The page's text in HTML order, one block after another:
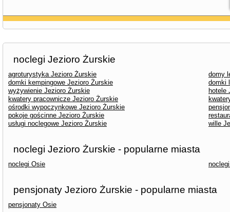
noclegi Jezioro Żurskie
agroturystyka Jezioro Żurskie
domy
domki kempingowe Jezioro Żurskie
domki
wyżywienie Jezioro Żurskie
hotele
kwatery pracownicze Jezioro Żurskie
ośrodki wypoczynkowe Jezioro Żurskie
pokoje gościnne Jezioro Żurskie
usługi noclegowe Jezioro Żurskie
wille
noclegi Jezioro Żurskie - popularne miasta
noclegi Osie
pensjonaty Jezioro Żurskie - popularne miasta
pensjonaty Osie